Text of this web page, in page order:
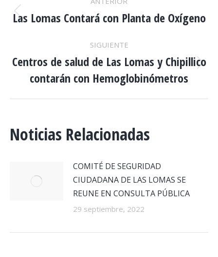
ENTRE
PUBLICACIONES
Publicación
Las Lomas Contará con Planta de Oxígeno
SIGUIENTE
Publicación
siguiente:
Centros de salud de Las Lomas y Chipillico
contarán con Hemoglobinómetros
Noticias Relacionadas
COMITÉ DE SEGURIDAD
CIUDADANA DE LAS LOMAS SE
REUNE EN CONSULTA PÚBLICA
29 septiembre, 2022